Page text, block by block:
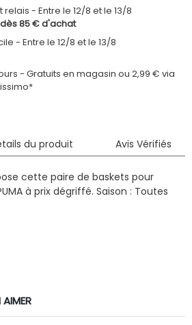
relais
Entre le 12/8 et le 13/8
dès 85 € d'achat
Entre le 12/8 et le 13/8
- Gratuits en magasin ou 2,99 € via
du produit Avis Vérifiés
cette paire de baskets pour
à prix dégriffé. Saison : Toutes